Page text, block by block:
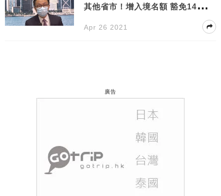
其他省市！增入境名額 豁免14天強
Apr 26 2021
廣告